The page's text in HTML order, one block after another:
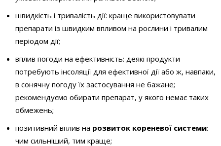
швидкість і тривалість дії: краще використовувати
препарати із швидким впливом на рослини і тривалим
періодом дії;
вплив погоди на ефективність: деякі продукти
потребують інсоляції для ефективної дії або ж, навпаки,
в сонячну погоду їх застосування не бажане;
рекомендуємо обирати препарат, у якого немає таких
обмежень;
позитивний вплив на розвиток кореневої системи:
чим сильніший, тим краще;